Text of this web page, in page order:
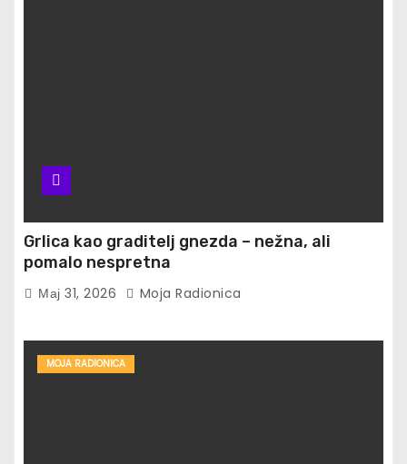
Grlica kao graditelj gnezda – nežna, ali
pomalo nespretna
Мај 31, 2026 Moja Radionica
MOJA RADIONICA